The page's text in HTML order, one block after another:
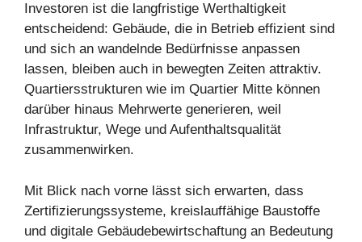
Investoren ist die langfristige Werthaltigkeit
entscheidend: Gebäude, die in Betrieb effizient sind
und sich an wandelnde Bedürfnisse anpassen
lassen, bleiben auch in bewegten Zeiten attraktiv.
Quartiersstrukturen wie im Quartier Mitte können
darüber hinaus Mehrwerte generieren, weil
Infrastruktur, Wege und Aufenthaltsqualität
zusammenwirken.
Mit Blick nach vorne lässt sich erwarten, dass
Zertifizierungssysteme, kreislauffähige Baustoffe
und digitale Gebäudebewirtschaftung an Bedeutung